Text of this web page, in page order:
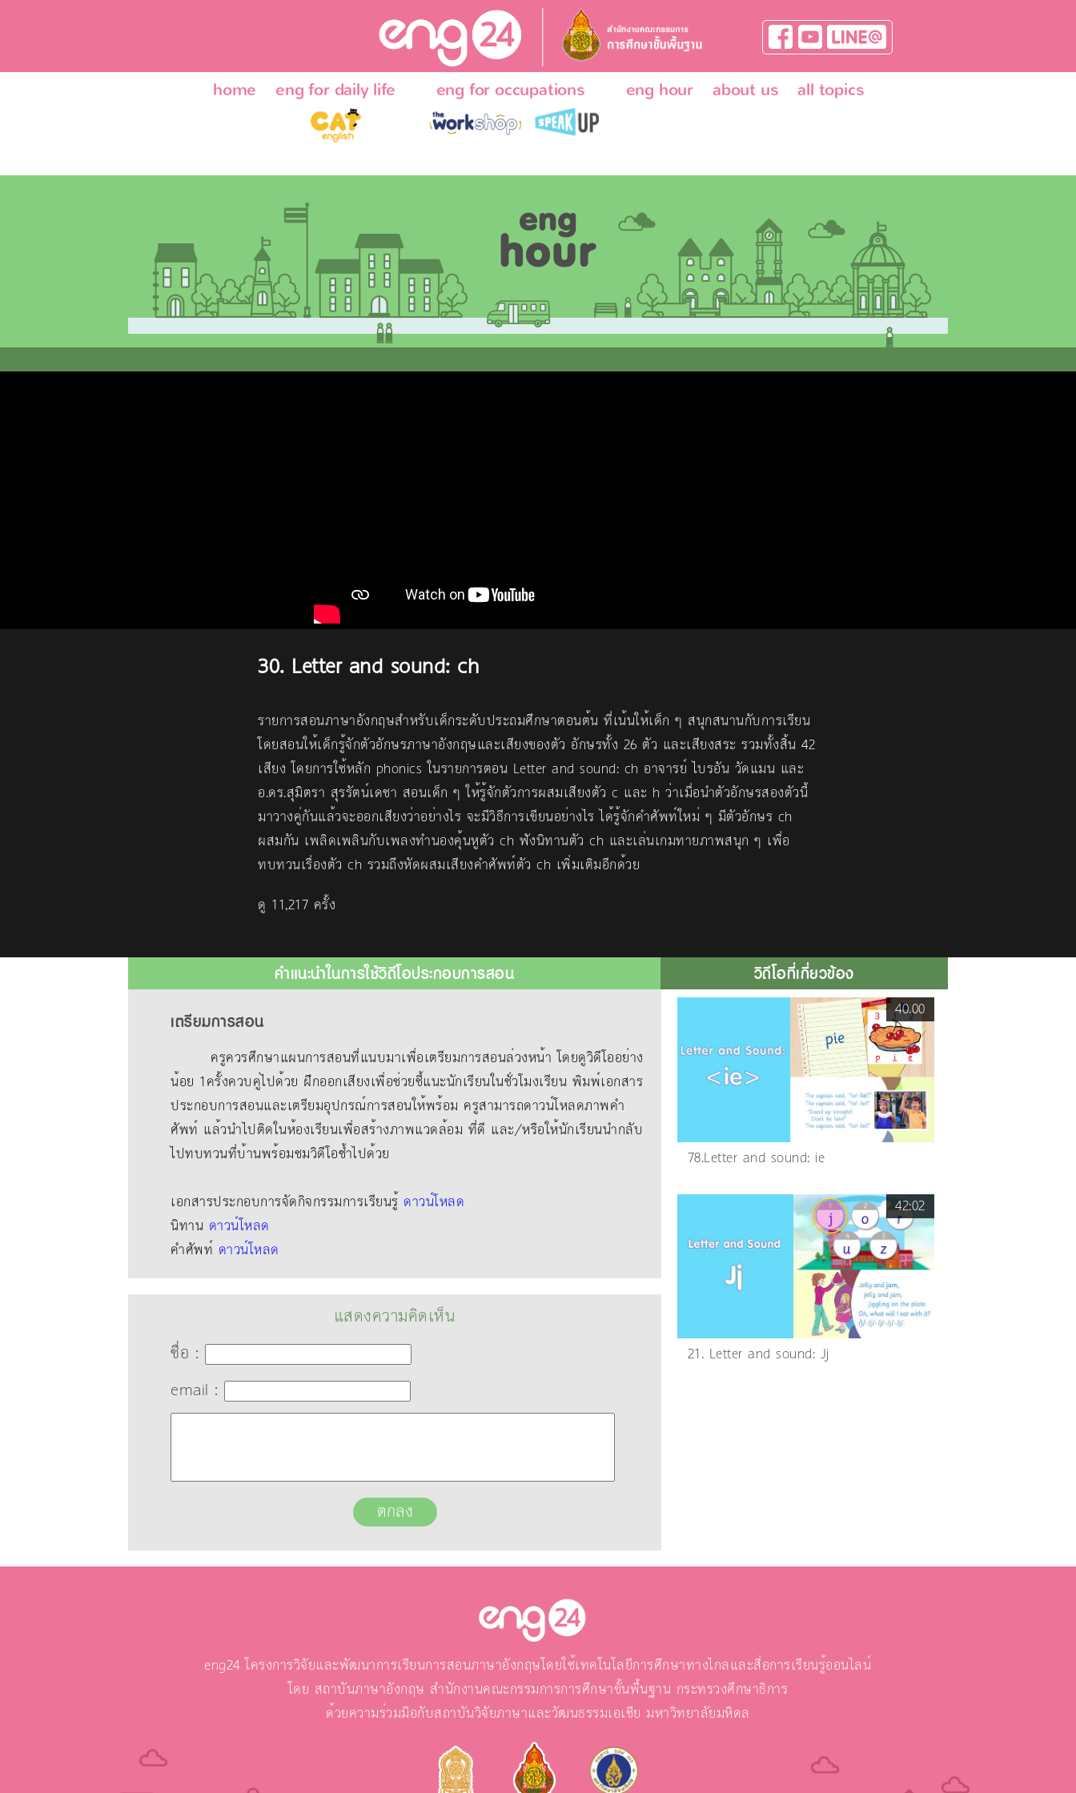
home eng for daily life eng for occupations eng hour about us all topics
30. Letter and sound: ch
รายการสอนภาษาอังกฤษสำหรับเด็กระดับประถมศึกษาตอนต้น ที่เน้นให้เด็ก ๆ สนุกสนานกับการเรียน
โดยสอนให้เด็กรู้จักตัวอักษรภาษาอังกฤษและเสียงของตัว อักษรทั้ง 26 ตัว และเสียงสระ รวมทั้งสิ้น 42
เสียง โดยการใช้หลัก phonics ในรายการตอน Letter and sound: ch อาจารย์ ไบรอัน วัดแมน และ
อ.ดร.สุมิตรา สุรรัตน์เดชา สอนเด็ก ๆ ให้รู้จักตัวการผสมเสียงตัว c และ h ว่าเมื่อนำตัวอักษรสองตัวนี้
มาวางคู่กันแล้วจะออกเสียงว่าอย่างไร จะมีวิธีการเขียนอย่างไร ได้รู้จักคำศัพท์ใหม่ ๆ มีตัวอักษร ch
ผสมกัน เพลิดเพลินกับเพลงทำนองคุ้นหูตัว ch ฟังนิทานตัว ch และเล่นเกมทายภาพสนุก ๆ เพื่อ
ทบทวนเรื่องตัว ch รวมถึงหัดผสมเสียงคำศัพท์ตัว ch เพิ่มเติมอีกด้วย
ดู 11,217 ครั้ง
คำแนะนำในการใช้วิดีโอประกอบการสอน
เตรียมการสอน
ครูควรศึกษาแผนการสอนที่แนบมาเพื่อเตรียมการสอนล่วงหน้า โดยดูวิดีโออย่าง
น้อย 1ครั้งควบคู่ไปด้วย ฝึกออกเสียงเพื่อช่วยชี้แนะนักเรียนในชั่วโมงเรียน พิมพ์เอกสาร
ประกอบการสอนและเตรียมอุปกรณ์การสอนให้พร้อม ครูสามารถดาวน์โหลดภาพคํา
ศัพท์ แล้วนําไปติดในห้องเรียนเพื่อสร้างภาพแวดล้อม ที่ดี และ/หรือให้นักเรียนนํากลับ
ไปทบทวนที่บ้านพร้อมชมวิดีโอซ้ำไปด้วย
เอกสารประกอบการจัดกิจกรรมการเรียนรู้ ดาวน์โหลด
นิทาน ดาวน์โหลด
คำศัพท์ ดาวน์โหลด
แสดงความคิดเห็น
ชื่อ :
email :
วิดีโอที่เกี่ยวข้อง
40.00
78.Letter and sound: ie
42:02
21. Letter and sound: Jj
eng24 โครงการวิจัยและพัฒนาการเรียนการสอนภาษาอังกฤษโดยใช้เทคโนโลยีการศึกษาทางไกลและสื่อการเรียนรู้ออนไลน์
โดย สถาบันภาษาอังกฤษ สำนักงานคณะกรรมการการศึกษาขั้นพื้นฐาน กระทรวงศึกษาธิการ
ด้วยความร่วมมือกับสถาบันวิจัยภาษาและวัฒนธรรมเอเชีย มหาวิทยาลัยมหิดล